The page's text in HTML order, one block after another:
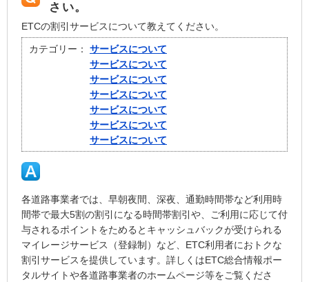
さい。
ETCの割引サービスについて教えてください。
カテゴリー：
サービスについて
サービスについて
サービスについて
サービスについて
サービスについて
サービスについて
サービスについて
各道路事業者では、早朝夜間、深夜、通勤時間帯など利用時
間帯で最大5割の割引になる時間帯割引や、ご利用に応じて付
与されるポイントをためるとキャッシュバックが受けられる
マイレージサービス（登録制）など、ETC利用者におトクな
割引サービスを提供しています。詳しくはETC総合情報ポー
タルサイトや各道路事業者のホームページ等をご覧くださ